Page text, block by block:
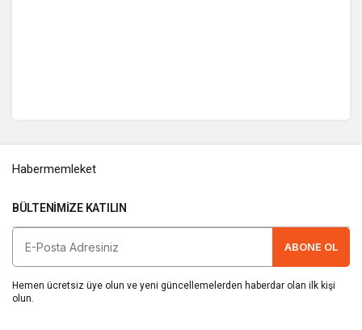
Habermemleket
BÜLTENIMIZE KATILIN
ABONE OL
Hemen ücretsiz üye olun ve yeni güncellemelerden haberdar olan ilk kişi
olun.